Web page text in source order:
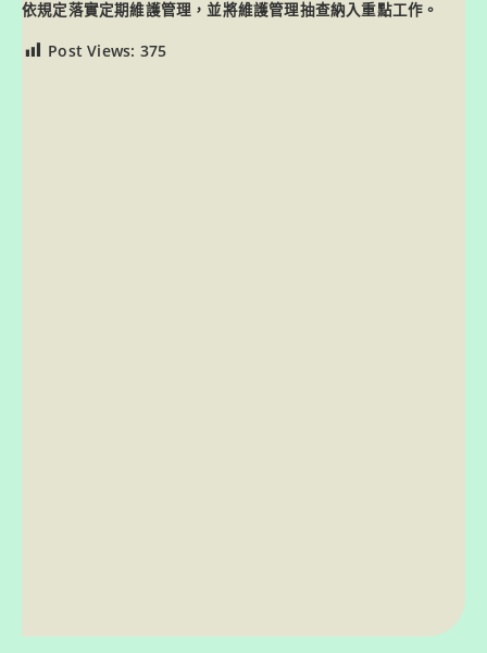
依規定落實定期維護管理，並將維護管理抽查納入重點工作。
Post Views: 375